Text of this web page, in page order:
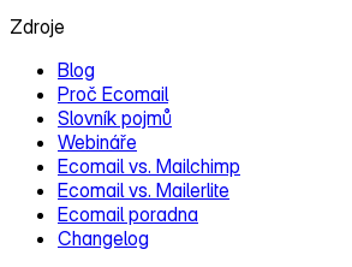
Zdroje
Blog
Proč Ecomail
Slovník pojmů
Webináře
Ecomail vs. Mailchimp
Ecomail vs. Mailerlite
Ecomail poradna
Changelog